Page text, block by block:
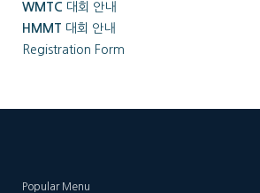
WMTC 대회 안내
HMMT 대회 안내
Registration Form
Popular Menu